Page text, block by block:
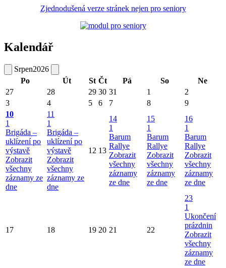
Zjednodušená verze stránek nejen pro seniory
Kalendář
Srpen2026
Po
Út St Čt Pá So
Ne
27
28 29 30 31 1
2
3
4 5 6 7 8
9
10
1
Brigáda –
uklízení po
výstavě
Zobrazit
všechny
záznamy ze
dne
11
1
Brigáda –
uklízení po
výstavě
Zobrazit
všechny
záznamy ze
dne
12 13
14
1
Barum
Rallye
Zobrazit
všechny
záznamy
ze dne
15
1
Barum
Rallye
Zobrazit
všechny
záznamy
ze dne
16
1
Barum
Rallye
Zobrazit
všechny
záznamy
ze dne
17 18 19 20 21 22
23
1
Ukončení
prázdnin
Zobrazit
všechny
záznamy
ze dne